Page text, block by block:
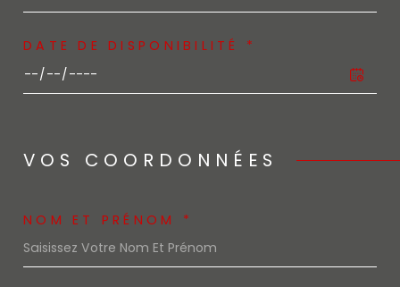
DATE DE DISPONIBILITÉ *
VOS COORDONNÉES
NOM ET PRÉNOM *